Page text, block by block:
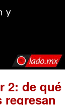
2: de qué
regresan